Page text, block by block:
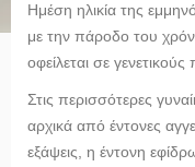
Hμέση ηλικία της
με την πάροδο του
οφείλεται σε γενετικούς
Στις περισσότερες
αρχικά από έντονες
εξάψεις, η έντονη